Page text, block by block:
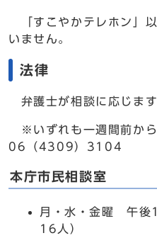
「すこやかテレホン」
いません。
法律
弁護士が相談に応じます
※いずれも一週間前か
06（4309）3104
本庁市民相談室
月・水・金曜 午後
16人）